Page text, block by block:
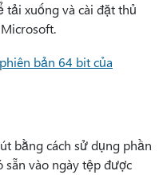
tải xuống và cài đặt thủ
bản 64 bit của
bằng cách sử dụng phần
vào ngày tệp được